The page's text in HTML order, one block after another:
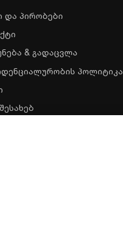
და პირობები
& გადაცვლა
პოლიტიკა